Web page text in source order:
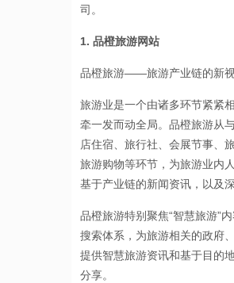
司。
1. 品橙旅游网站
品橙旅游——旅游产业链的新
旅游业是一个由诸多环节紧紧
牵一发而动全局。品橙旅游从
店住宿、旅行社、会展节事、
旅游购物等环节，为旅游业内
基于产业链的新闻资讯，以及
品橙旅游特别聚焦“智慧旅游”
搜索体系，为旅游相关的政府
提供智慧旅游资讯和基于目的
分享。